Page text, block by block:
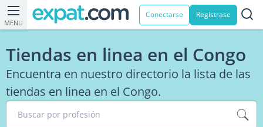
MENU
Conectarse Registrase
Tiendas en linea en el Congo
Encuentra en nuestro directorio la lista de las
tiendas en linea en el Congo.
Buscar por profesión